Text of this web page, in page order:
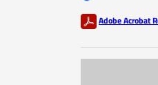
Adobe Acrobat